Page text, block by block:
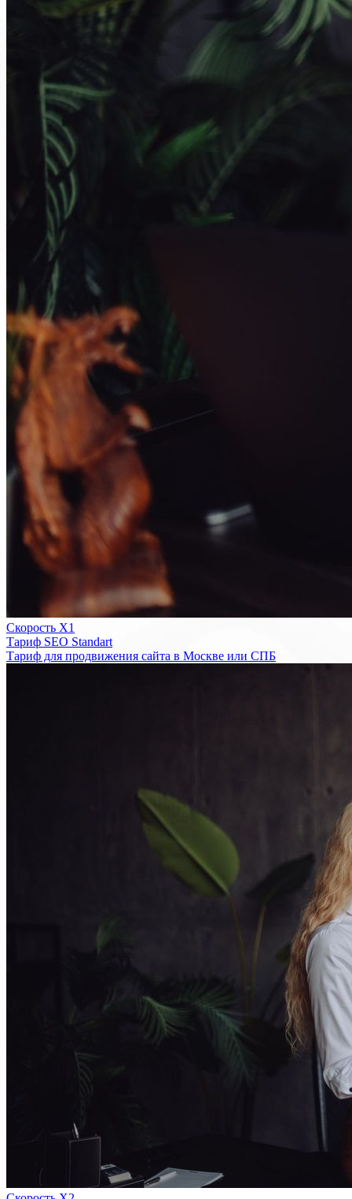
Скорость Х1
Тариф SEO Standart
Тариф для продвижения сайта в Москве или СПБ